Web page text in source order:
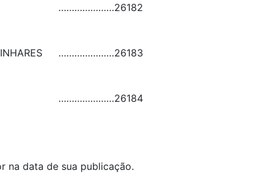
…………………26182
…………………26183
…………………26184
na data de sua publicação.